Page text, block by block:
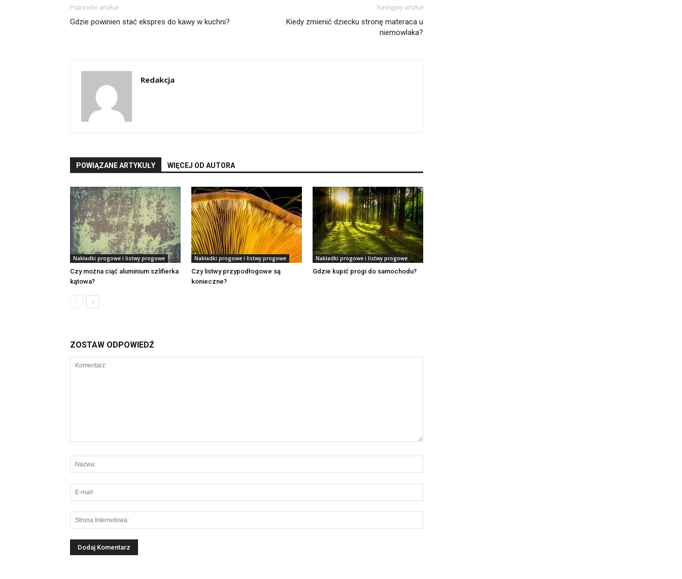
Poprzedni artykuł
Gdzie powinien stać ekspres do kawy w kuchni?
Następny artykuł
Kiedy zmienić dziecku stronę materaca u
niemowlaka?
Redakcja
POWIĄZANE ARTYKUŁY WIĘCEJ OD AUTORA
Nakładki progowe i listwy progowe
Czy można ciąć aluminium szlifierka
kątowa?
Nakładki progowe i listwy progowe
Czy listwy przypodłogowe są
konieczne?
Nakładki progowe i listwy progowe
Gdzie kupić progi do samochodu?
ZOSTAW ODPOWIEDŹ